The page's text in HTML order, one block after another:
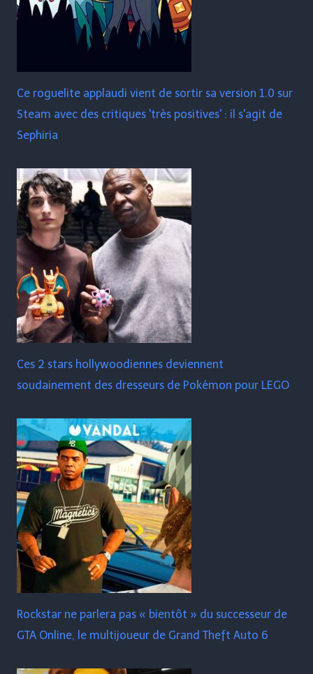
Ce roguelite applaudi vient de sortir sa version 1.0 sur
Steam avec des critiques 'très positives' : il s'agit de
Sephiria
Ces 2 stars hollywoodiennes deviennent
soudainement des dresseurs de Pokémon pour LEGO
Rockstar ne parlera pas « bientôt » du successeur de
GTA Online, le multijoueur de Grand Theft Auto 6